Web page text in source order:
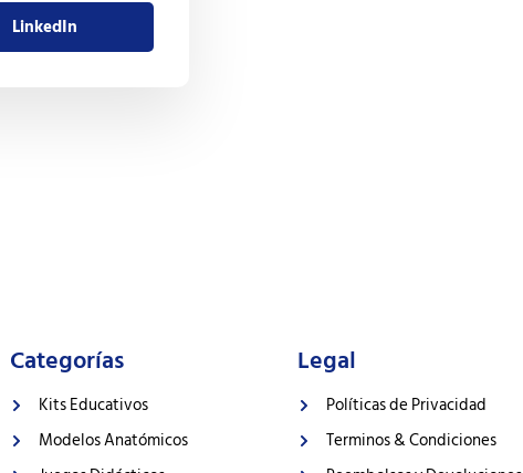
LinkedIn
Categorías
Kits Educativos
Modelos Anatómicos
Legal
Políticas de Privacidad
Terminos & Condiciones